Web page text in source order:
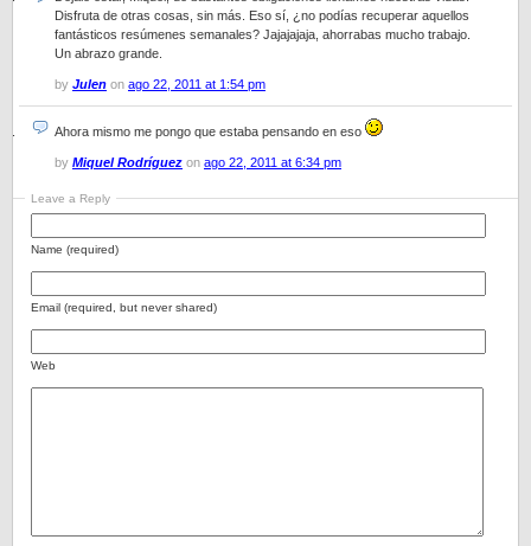
Disfruta de otras cosas, sin más. Eso sí, ¿no podías recuperar aquellos
fantásticos resúmenes semanales? Jajajajaja, ahorrabas mucho trabajo.
Un abrazo grande.
by Julen on ago 22, 2011 at 1:54 pm
Ahora mismo me pongo que estaba pensando en eso
by Miquel Rodríguez on ago 22, 2011 at 6:34 pm
Leave a Reply
Name (required)
Email (required, but never shared)
Web